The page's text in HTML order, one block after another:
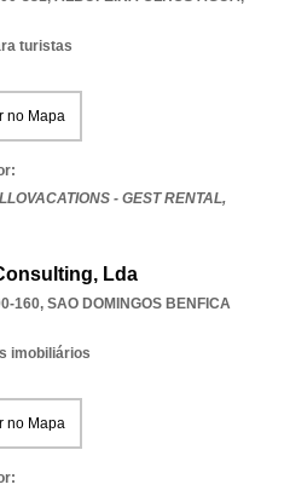
turistas
no Mapa
- GEST RENTAL,
Lda
160, SAO DOMINGOS BENFICA
imobiliários
no Mapa